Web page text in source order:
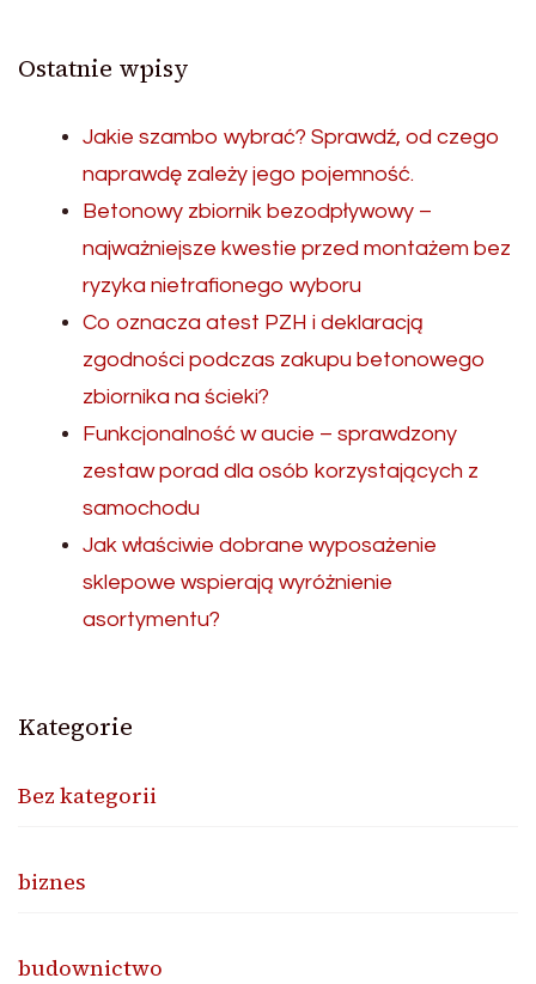
Ostatnie wpisy
Jakie szambo wybrać? Sprawdź, od czego
naprawdę zależy jego pojemność.
Betonowy zbiornik bezodpływowy –
najważniejsze kwestie przed montażem bez
ryzyka nietrafionego wyboru
Co oznacza atest PZH i deklaracją
zgodności podczas zakupu betonowego
zbiornika na ścieki?
Funkcjonalność w aucie – sprawdzony
zestaw porad dla osób korzystających z
samochodu
Jak właściwie dobrane wyposażenie
sklepowe wspierają wyróżnienie
asortymentu?
Kategorie
Bez kategorii
biznes
budownictwo